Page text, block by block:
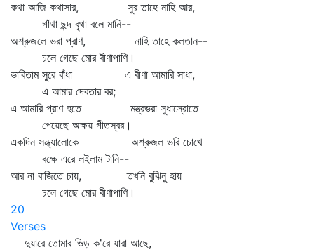
কথা আজি কথাসার, সুর তাহে নাহি আর,
গাঁথা ছন্দ বৃথা বলে মানি--
অশ্রুজলে ভরা প্রাণ, নাহি তাহে কলতান--
চলে গেছে মোর বীণাপাণি।
ভাবিতাম সুরে বাঁধা এ বীণা আমারি সাধা,
এ আমার দেবতার বর;
এ আমারি প্রাণ হতে মন্ত্রভরা সুধাস্রোতে
পেয়েছে অক্ষয় গীতস্বর।
একদিন সন্ধ্যালোকে অশ্রুজল ভরি চোখে
বক্ষে এরে লইলাম টানি--
আর না বাজিতে চায়, তখনি বুঝিনু হায়
চলে গেছে মোর বীণাপাণি।
20
Verses
দুয়ারে তোমার ভিড় ক'রে যারা আছে,